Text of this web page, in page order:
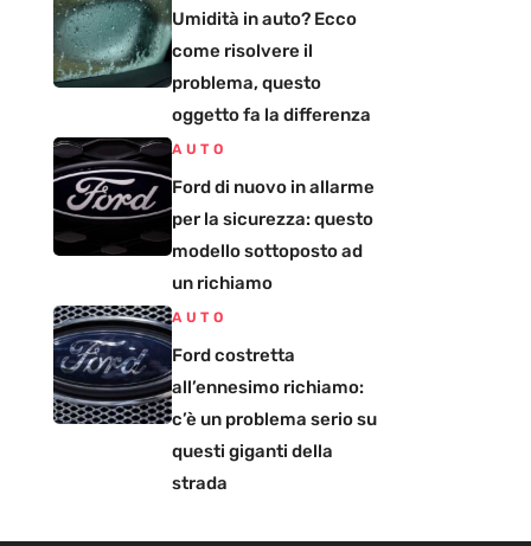
Umidità in auto? Ecco
come risolvere il
problema, questo
oggetto fa la differenza
AUTO
Ford di nuovo in allarme
per la sicurezza: questo
modello sottoposto ad
un richiamo
AUTO
Ford costretta
all’ennesimo richiamo:
c’è un problema serio su
questi giganti della
strada